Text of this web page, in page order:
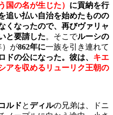
国の名が生じた） に貢納を行
追い払い自治を始めたものの
くなったので、再びヴァリャ
と要請した。そこでルーシの
）が862年に一族を引き連れて
ドの公になった。彼は、 キエ
アを収めるリューリク王朝の
ルドとディルの兄弟は、ドニ